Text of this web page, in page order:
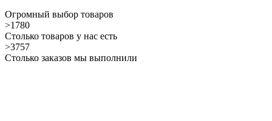
Огромный выбор товаров
>1780
Столько товаров у нас есть
>3757
Столько заказов мы выполнили